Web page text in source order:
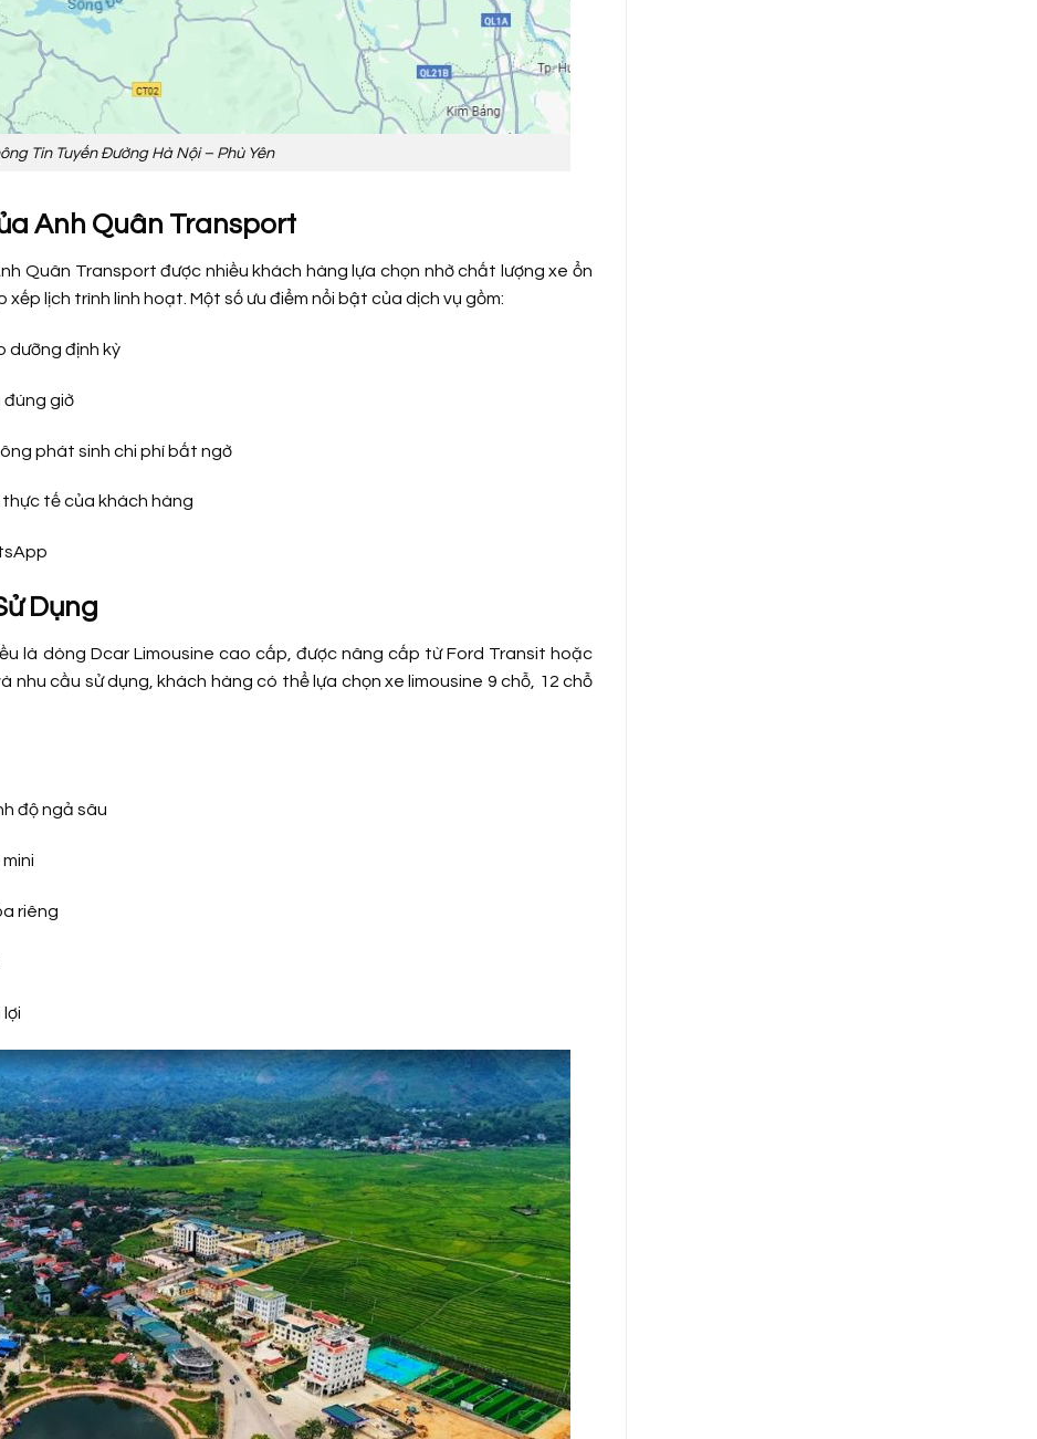
Tin Tuyến Đường Hà Nội – Phù Yên
Anh Quân Transport
Quân Transport được nhiều khách hàng lựa chọn nhờ chất lượng xe ổn
lịch trình linh hoạt. Một số ưu điểm nổi bật của dịch vụ gồm:
dưỡng định kỳ
đúng giờ
phát sinh chi phí bất ngờ
thực tế của khách hàng
Dụng
là dòng Dcar Limousine cao cấp, được nâng cấp từ Ford Transit hoặc
nhu cầu sử dụng, khách hàng có thể lựa chọn xe limousine 9 chỗ, 12 chỗ
độ ngả sâu
riêng